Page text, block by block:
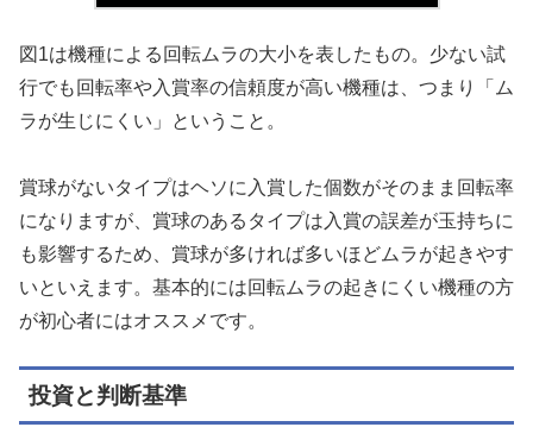
図1は機種による回転ムラの大小を表したもの。少ない試
行でも回転率や入賞率の信頼度が高い機種は、つまり「ム
ラが生じにくい」ということ。
賞球がないタイプはヘソに入賞した個数がそのまま回転率
になりますが、賞球のあるタイプは入賞の誤差が玉持ちに
も影響するため、賞球が多ければ多いほどムラが起きやす
いといえます。基本的には回転ムラの起きにくい機種の方
が初心者にはオススメです。
投資と判断基準